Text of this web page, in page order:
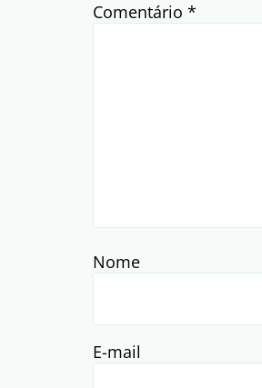
Comentário *
Nome
E-mail